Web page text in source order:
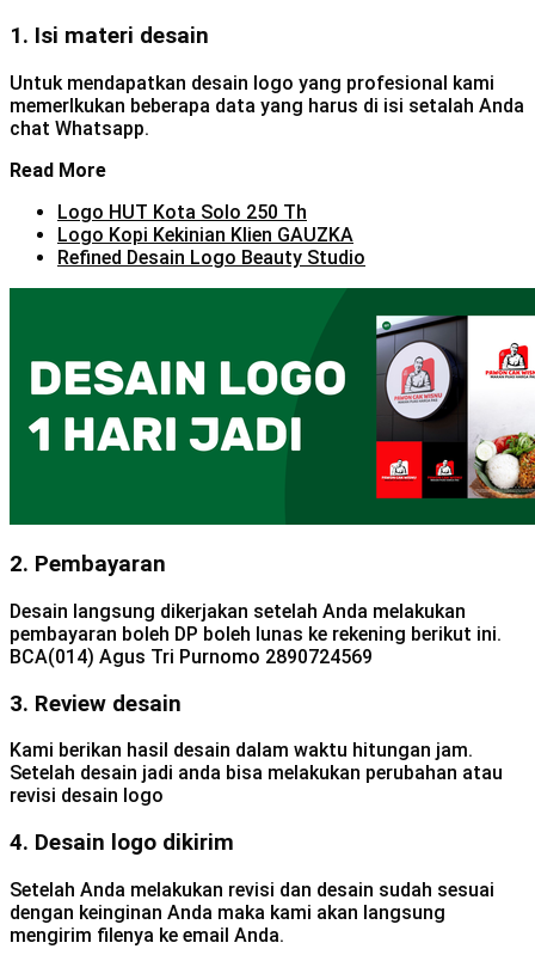
1. Isi materi desain
Untuk mendapatkan desain logo yang profesional kami
memerlkukan beberapa data yang harus di isi setalah Anda
chat Whatsapp.
Read More
Logo HUT Kota Solo 250 Th
Logo Kopi Kekinian Klien GAUZKA
Refined Desain Logo Beauty Studio
2. Pembayaran
Desain langsung dikerjakan setelah Anda melakukan
pembayaran boleh DP boleh lunas ke rekening berikut ini.
BCA(014) Agus Tri Purnomo 2890724569
3. Review desain
Kami berikan hasil desain dalam waktu hitungan jam.
Setelah desain jadi anda bisa melakukan perubahan atau
revisi desain logo
4. Desain logo dikirim
Setelah Anda melakukan revisi dan desain sudah sesuai
dengan keinginan Anda maka kami akan langsung
mengirim filenya ke email Anda.